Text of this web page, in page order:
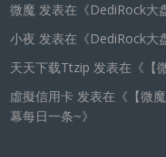
微魔 发表在《DediRock大
小夜 发表在《DediRock大
天天下载Ttzip 发表在《
虛擬信用卡 发表在《 【微
幕每日一条~》